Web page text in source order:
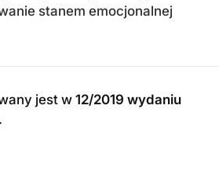
stanem emocjonalnej
jest w 12/2019 wydaniu
.